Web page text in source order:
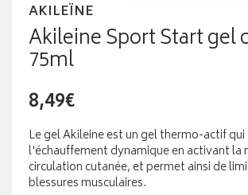
AKILEÏNE
Akileine Sport Start gel
75ml
8,49€
Le gel Akileine est un gel thermo-actif
l'échauffement dynamique en activant la
circulation cutanée, et permet ainsi de
blessures musculaires.